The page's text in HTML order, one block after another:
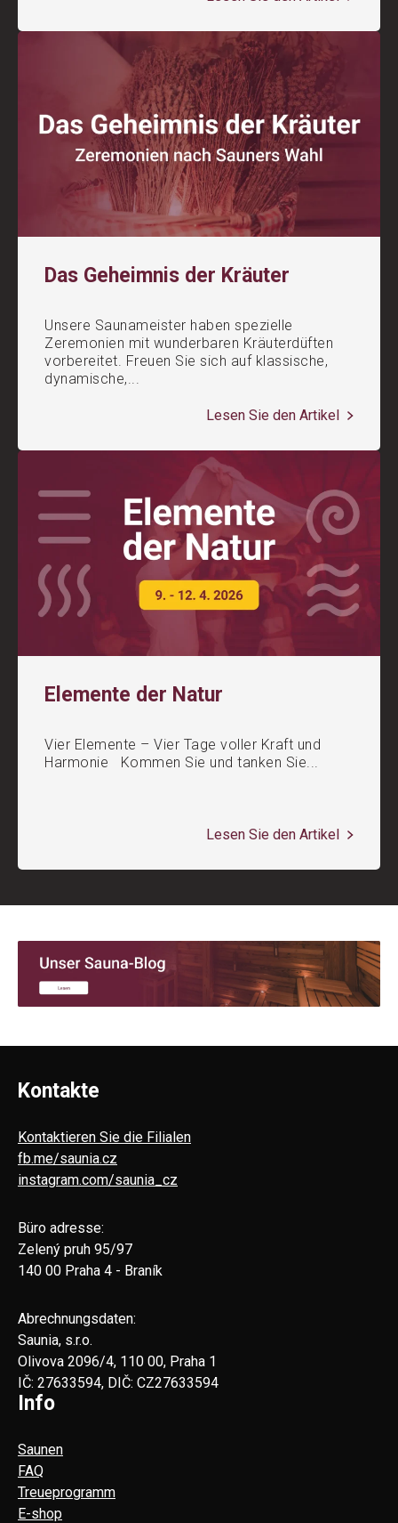
Das Geheimnis der Kräuter
Unsere Saunameister haben spezielle
Zeremonien mit wunderbaren Kräuterdüften
vorbereitet. Freuen Sie sich auf klassische,
dynamische,...
Lesen Sie den Artikel
Elemente der Natur
Vier Elemente – Vier Tage voller Kraft und
Harmonie Kommen Sie und tanken Sie...
Lesen Sie den Artikel
Kontakte
Kontaktieren Sie die Filialen
fb.me/saunia.cz
instagram.com/saunia_cz
Büro adresse:
Zelený pruh 95/97
140 00 Praha 4 - Braník
Abrechnungsdaten:
Saunia, s.r.o.
Olivova 2096/4, 110 00, Praha 1
IČ: 27633594, DIČ: CZ27633594
Info
Saunen
FAQ
Treueprogramm
E-shop